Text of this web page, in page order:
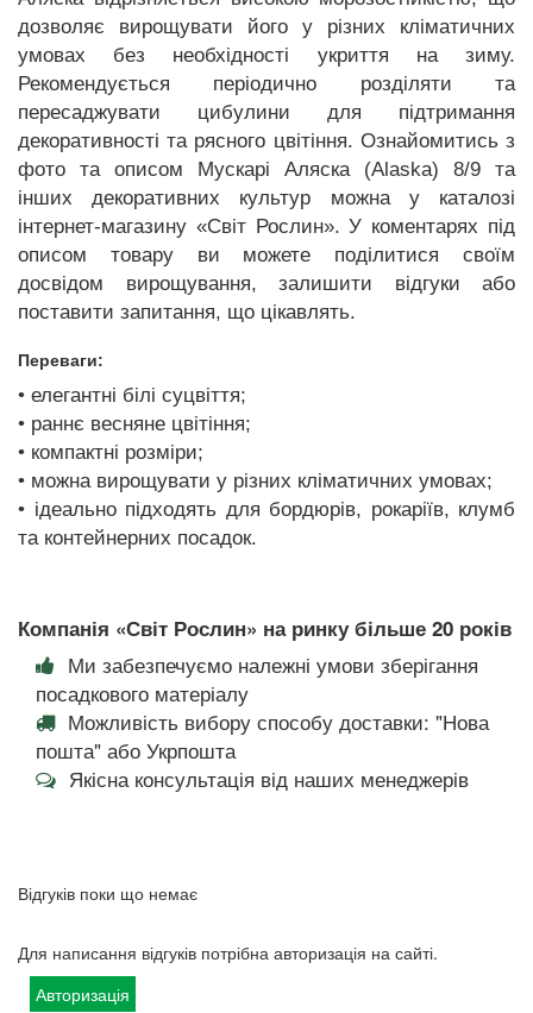
дозволяє вирощувати його у різних кліматичних
умовах без необхідності укриття на зиму.
Рекомендується періодично розділяти та
пересаджувати цибулини для підтримання
декоративності та рясного цвітіння. Ознайомитись з
фото та описом Мускарі Аляска (Alaska) 8/9 та
інших декоративних культур можна у каталозі
інтернет-магазину «Світ Рослин». У коментарях під
описом товару ви можете поділитися своїм
досвідом вирощування, залишити відгуки або
поставити запитання, що цікавлять.
Переваги:
• елегантні білі суцвіття;
• раннє весняне цвітіння;
• компактні розміри;
• можна вирощувати у різних кліматичних умовах;
• ідеально підходять для бордюрів, рокаріїв, клумб
та контейнерних посадок.
Компанія «Світ Рослин» на ринку більше 20 років
Ми забезпечуємо належні умови зберігання
посадкового матеріалу
Можливість вибору способу доставки: "Нова
пошта" або Укрпошта
Якісна консультація від наших менеджерів
Відгуків поки що немає
Для написання відгуків потрібна авторизація на сайті.
Авторизація